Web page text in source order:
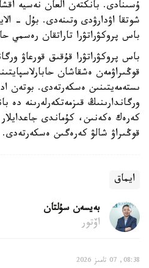
ۇسىنادى. بانكتەن العان نەسيە
شوتقا اۋدارۋدى وتىنەدى. بۇل -
باس پروكۋراتۋرا تاراتقان رەسمي
باس پروكۋراتۋرا قۇقىق قورعاۋ
قوڭىراۋمەن ەشقاشان
ىستەمەيتىنىن ەسكەرتەدى. بوتەن
ورگاندارىنىڭ قىزمەتكەرلەرىنە دە
قوڭىراۋ شالۋ كەرەگىن ەسكەرتەدى.
ايماق
بەيسەن سۇلتان
اۆتور
08:38, 07 تامىز 2026